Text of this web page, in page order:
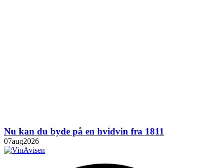
Nu kan du byde på en hvidvin fra 1811
07aug2026